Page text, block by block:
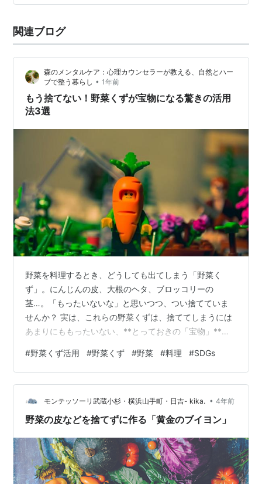
したら、野菜にもよるとは思いますが、大根やにんじん
な…。そんなことを考えながら、日々食事作りをしてい
ました。するとそんな野菜くずを煮出して出汁をとる
て…
関連ブログ
森のメンタルケア：心理カウンセラーが教える、自然とハー
ブで整う暮らし • 1年前
もう捨てない！野菜くずが宝物になる驚きの活用
法3選
野菜を料理するとき、どうしても出てしまう「野菜く
ず」。にんじんの皮、大根のヘタ、ブロッコリーの
茎…。「もったいないな」と思いつつ、つい捨てていま
せんか？ 実は、これらの野菜くずは、捨ててしまうには
あまりにももったいない、**とっておきの「宝物」**な
くずの驚きの活用法を3つご紹介します。 1. 煮るだけで
本格的な味！「魔法のベジブロス」 野菜くずの代表的な
活用法といえば、**ベジブロス（野菜出汁）**です。野
菜のうまみがギュッと詰まったこの出汁は、カレーやス
ープ、煮物など、あらゆる料理のベースとして大活躍し
#野菜くず活用 #野菜くず #野菜 #料理 #SDGs
モンテッソーリ武蔵小杉・横浜山手町・日吉- kika. • 4年前
野菜の皮などを捨てずに作る「黄金のブイヨン」